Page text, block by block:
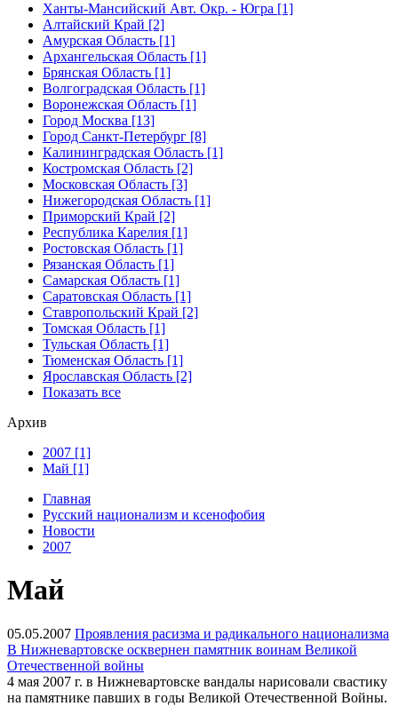
Ханты-Мансийский Авт. Окр. - Югра [1]
Алтайский Край [2]
Амурская Область [1]
Архангельская Область [1]
Брянская Область [1]
Волгоградская Область [1]
Воронежская Область [1]
Город Москва [13]
Город Санкт-Петербург [8]
Калининградская Область [1]
Костромская Область [2]
Московская Область [3]
Нижегородская Область [1]
Приморский Край [2]
Республика Карелия [1]
Ростовская Область [1]
Рязанская Область [1]
Самарская Область [1]
Саратовская Область [1]
Ставропольский Край [2]
Томская Область [1]
Тульская Область [1]
Тюменская Область [1]
Ярославская Область [2]
Показать все
Архив
2007 [1]
Май [1]
Главная
Русский национализм и ксенофобия
Новости
2007
Май
05.05.2007 Проявления расизма и радикального национализма
В Нижневартовске осквернен памятник воинам Великой
Отечественной войны
4 мая 2007 г. в Нижневартовске вандалы нарисовали свастику
на памятнике павших в годы Великой Отечественной Войны.